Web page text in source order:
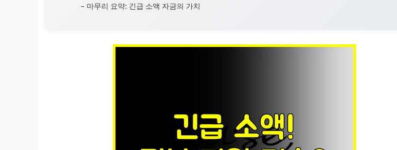
– 마무리 요약: 긴급 소액 자금의 가치